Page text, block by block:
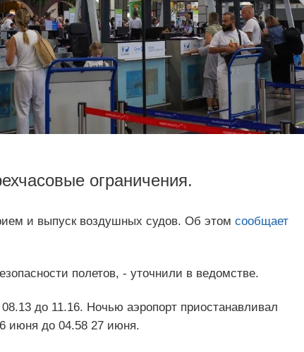
ограничения.
и выпуск воздушных судов. Об этом сообщает
полетов, - уточнили в ведомстве.
до 11.16. Ночью аэропорт приостанавливал
июня до 04.58 27 июня.